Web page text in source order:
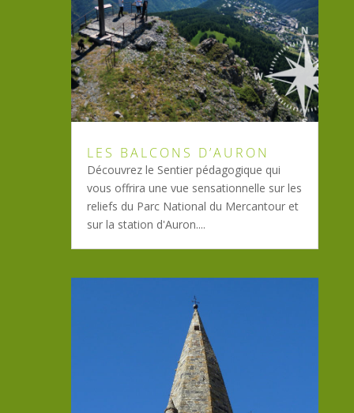
LES BALCONS D’AURON
Découvrez le Sentier pédagogique qui
vous offrira une vue sensationnelle sur les
reliefs du Parc National du Mercantour et
sur la station d'Auron....